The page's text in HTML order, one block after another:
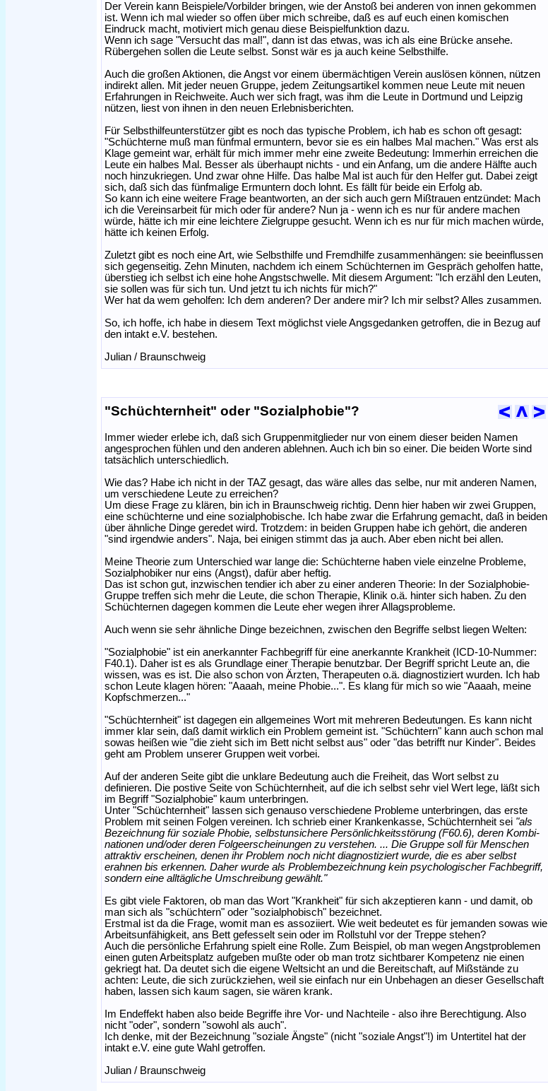
Der Verein kann Beispiele/Vorbilder bringen, wie der Anstoß bei anderen von innen gekommen
ist. Wenn ich mal wieder so offen über mich schreibe, daß es auf euch einen komischen
Eindruck macht, motiviert mich genau diese Beispielfunktion dazu.
Wenn ich sage "Versucht das mal!", dann ist das etwas, was ich als eine Brücke ansehe.
Rübergehen sollen die Leute selbst. Sonst wär es ja auch keine Selbsthilfe.
Auch die großen Aktionen, die Angst vor einem übermächtigen Verein auslösen können, nützen
indirekt allen. Mit jeder neuen Gruppe, jedem Zeitungsartikel kommen neue Leute mit neuen
Erfahrungen in Reichweite. Auch wer sich fragt, was ihm die Leute in Dortmund und Leipzig
nützen, liest von ihnen in den neuen Erlebnisberichten.
Für Selbsthilfeunterstützer gibt es noch das typische Problem, ich hab es schon oft gesagt:
"Schüchterne muß man fünfmal ermuntern, bevor sie es ein halbes Mal machen." Was erst als
Klage gemeint war, erhält für mich immer mehr eine zweite Bedeutung: Immerhin erreichen die
Leute ein halbes Mal. Besser als überhaupt nichts - und ein Anfang, um die andere Hälfte auch
noch hinzukriegen. Und zwar ohne Hilfe. Das halbe Mal ist auch für den Helfer gut. Dabei zeigt
sich, daß sich das fünfmalige Ermuntern doch lohnt. Es fällt für beide ein Erfolg ab.
So kann ich eine weitere Frage beantworten, an der sich auch gern Mißtrauen entzündet: Mach
ich die Vereinsarbeit für mich oder für andere? Nun ja - wenn ich es nur für andere machen
würde, hätte ich mir eine leichtere Zielgruppe gesucht. Wenn ich es nur für mich machen würde,
hätte ich keinen Erfolg.
Zuletzt gibt es noch eine Art, wie Selbsthilfe und Fremdhilfe zusammenhängen: sie beeinflussen
sich gegenseitig. Zehn Minuten, nachdem ich einem Schüchternen im Gespräch geholfen hatte,
überstieg ich selbst ich eine hohe Angstschwelle. Mit diesem Argument: "Ich erzähl den Leuten,
sie sollen was für sich tun. Und jetzt tu ich nichts für mich?"
Wer hat da wem geholfen: Ich dem anderen? Der andere mir? Ich mir selbst? Alles zusammen.
So, ich hoffe, ich habe in diesem Text möglichst viele Angsgedanken getroffen, die in Bezug auf
den intakt e.V. bestehen.
Julian / Braunschweig
"Schüchternheit" oder "Sozialphobie"?
Immer wieder erlebe ich, daß sich Gruppenmitglieder nur von einem dieser beiden Namen
angesprochen fühlen und den anderen ablehnen. Auch ich bin so einer. Die beiden Worte sind
tatsächlich unterschiedlich.
Wie das? Habe ich nicht in der TAZ gesagt, das wäre alles das selbe, nur mit anderen Namen,
um verschiedene Leute zu erreichen?
Um diese Frage zu klären, bin ich in Braunschweig richtig. Denn hier haben wir zwei Gruppen,
eine schüchterne und eine sozialphobische. Ich habe zwar die Erfahrung gemacht, daß in beiden
über ähnliche Dinge geredet wird. Trotzdem: in beiden Gruppen habe ich gehört, die anderen
"sind irgendwie anders". Naja, bei einigen stimmt das ja auch. Aber eben nicht bei allen.
Meine Theorie zum Unterschied war lange die: Schüchterne haben viele einzelne Probleme,
Sozialphobiker nur eins (Angst), dafür aber heftig.
Das ist schon gut, inzwischen tendier ich aber zu einer anderen Theorie: In der Sozialphobie-
Gruppe treffen sich mehr die Leute, die schon Therapie, Klinik o.ä. hinter sich haben. Zu den
Schüchternen dagegen kommen die Leute eher wegen ihrer Allagsprobleme.
Auch wenn sie sehr ähnliche Dinge bezeichnen, zwischen den Begriffe selbst liegen Welten:
"Sozialphobie" ist ein anerkannter Fachbegriff für eine anerkannte Krankheit (ICD-10-Nummer:
F40.1). Daher ist es als Grundlage einer Therapie benutzbar. Der Begriff spricht Leute an, die
wissen, was es ist. Die also schon von Ärzten, Therapeuten o.ä. diagnostiziert wurden. Ich hab
schon Leute klagen hören: "Aaaah, meine Phobie...". Es klang für mich so wie "Aaaah, meine
Kopfschmerzen..."
"Schüchternheit" ist dagegen ein allgemeines Wort mit mehreren Bedeutungen. Es kann nicht
immer klar sein, daß damit wirklich ein Problem gemeint ist. "Schüchtern" kann auch schon mal
sowas heißen wie "die zieht sich im Bett nicht selbst aus" oder "das betrifft nur Kinder". Beides
geht am Problem unserer Gruppen weit vorbei.
Auf der anderen Seite gibt die unklare Bedeutung auch die Freiheit, das Wort selbst zu
definieren. Die postive Seite von Schüchternheit, auf die ich selbst sehr viel Wert lege, läßt sich
im Begriff "Sozialphobie" kaum unterbringen.
Unter "Schüchternheit" lassen sich genauso verschiedene Probleme unterbringen, das erste
Problem mit seinen Folgen vereinen. Ich schrieb einer Krankenkasse, Schüchternheit sei "als
Bezeichnung für soziale Phobie, selbstunsichere Persönlichkeitsstörung (F60.6), deren Kombi-
nationen und/oder deren Folgeerscheinungen zu verstehen. ... Die Gruppe soll für Menschen
attraktiv erscheinen, denen ihr Problem noch nicht diagnostiziert wurde, die es aber selbst
erahnen bis erkennen. Daher wurde als Problembezeichnung kein psychologischer Fachbegriff,
sondern eine alltägliche Umschreibung gewählt."
Es gibt viele Faktoren, ob man das Wort "Krankheit" für sich akzeptieren kann - und damit, ob
man sich als "schüchtern" oder "sozialphobisch" bezeichnet.
Erstmal ist da die Frage, womit man es assoziiert. Wie weit bedeutet es für jemanden sowas wie
Arbeitsunfähigkeit, ans Bett gefesselt sein oder im Rollstuhl vor der Treppe stehen?
Auch die persönliche Erfahrung spielt eine Rolle. Zum Beispiel, ob man wegen Angstproblemen
einen guten Arbeitsplatz aufgeben mußte oder ob man trotz sichtbarer Kompetenz nie einen
gekriegt hat. Da deutet sich die eigene Weltsicht an und die Bereitschaft, auf Mißstände zu
achten: Leute, die sich zurückziehen, weil sie einfach nur ein Unbehagen an dieser Gesellschaft
haben, lassen sich kaum sagen, sie wären krank.
Im Endeffekt haben also beide Begriffe ihre Vor- und Nachteile - also ihre Berechtigung. Also
nicht "oder", sondern "sowohl als auch".
Ich denke, mit der Bezeichnung "soziale Ängste" (nicht "soziale Angst"!) im Untertitel hat der
intakt e.V. eine gute Wahl getroffen.
Julian / Braunschweig